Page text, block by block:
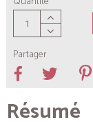
Partager
Résumé